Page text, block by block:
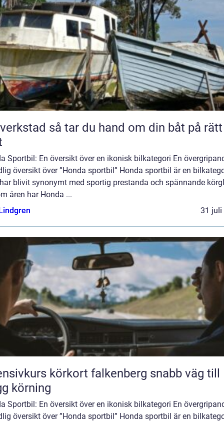
tar du hand om din båt på rätt
Sportbil: En översikt över en ikonisk bilkategori En
översikt över ”Honda sportbil” Honda sportbil är en
blivit synonymt med sportig prestanda och spännande
åren har Honda ...
31 juli
körkort falkenberg snabb väg till
körning
Sportbil: En översikt över en ikonisk bilkategori En
översikt över ”Honda sportbil” Honda sportbil är en